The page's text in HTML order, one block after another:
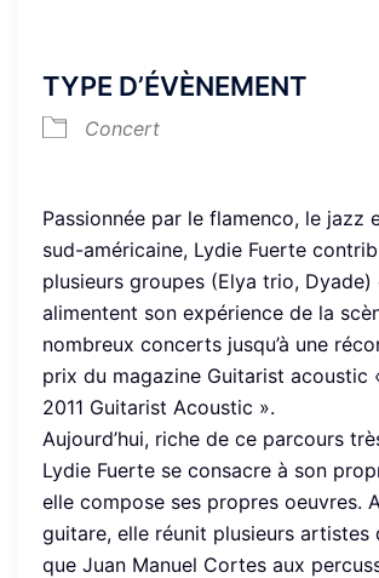
TYPE D’ÉVÈNEMENT
Concert
Passionnée par le flamenco, le jazz
sud-américaine, Lydie Fuerte
plusieurs groupes (Elya trio, Dyade)
alimentent son expérience de la
nombreux concerts jusqu’à une
prix du magazine Guitarist acoustic
2011 Guitarist Acoustic ».
Aujourd’hui, riche de ce parcours
Lydie Fuerte se consacre à son
elle compose ses propres oeuvres.
guitare, elle réunit plusieurs artistes
que Juan Manuel Cortes aux